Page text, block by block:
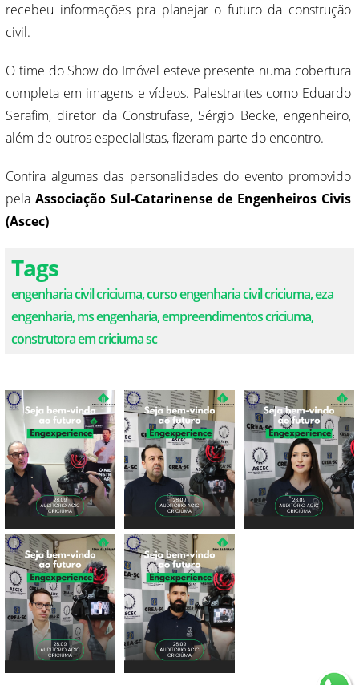
recebeu informações pra planejar o futuro da construção
civil.
O time do Show do Imóvel esteve presente numa cobertura
completa em imagens e vídeos. Palestrantes como Eduardo
Serafim, diretor da Construfase, Sérgio Becke, engenheiro,
além de outros especialistas, fizeram parte do encontro.
Confira algumas das personalidades do evento promovido
pelaAssociação Sul-Catarinense de Engenheiros Civis
(Ascec)
Tags
engenharia civil criciuma, curso engenharia civil criciuma, eza
engenharia, ms engenharia, empreendimentos criciuma,
construtora em criciuma sc